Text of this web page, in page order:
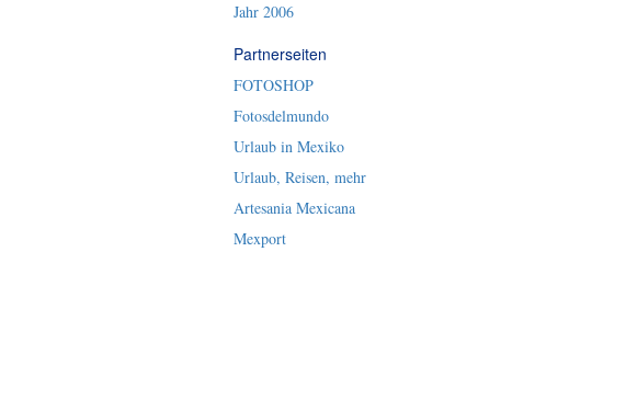
Jahr 2006
Partnerseiten
FOTOSHOP
Fotosdelmundo
Urlaub in Mexiko
Urlaub, Reisen, mehr
Artesania Mexicana
Mexport